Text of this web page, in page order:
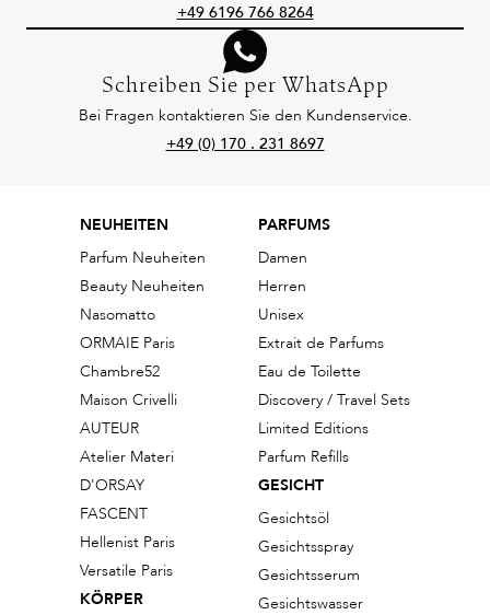
+49 6196 766 8264
Schreiben Sie per WhatsApp
Bei Fragen kontaktieren Sie den Kundenservice.
+49 (0) 170 . 231 8697
NEUHEITEN
Parfum Neuheiten
Beauty Neuheiten
Nasomatto
ORMAIE Paris
Chambre52
Maison Crivelli
AUTEUR
Atelier Materi
D'ORSAY
FASCENT
Hellenist Paris
Versatile Paris
KÖRPER
PARFUMS
Damen
Herren
Unisex
Extrait de Parfums
Eau de Toilette
Discovery / Travel Sets
Limited Editions
Parfum Refills
GESICHT
Gesichtsöl
Gesichtsspray
Gesichtsserum
Gesichtswasser